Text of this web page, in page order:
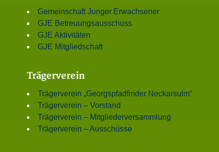
Gemeinschaft Junger Erwachsener
GJE Betreuungsausschuss
GJE Aktivitäten
GJE Mitgliedschaft
Trägerverein
Trägerverein „Georgspfadfinder Neckarsulm“
Trägerverein – Vorstand
Trägerverein – Mitgliederversammlung
Trägerverein – Ausschüsse